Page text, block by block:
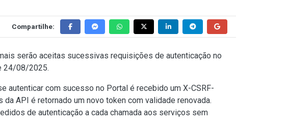
Compartilhe:
serão aceitas sucessivas requisições de autenticação no
24/08/2025.
autenticar com sucesso no Portal é recebido um X-CSRF-
API é retornado um novo token com validade renovada.
de autenticação a cada chamada aos serviços sem